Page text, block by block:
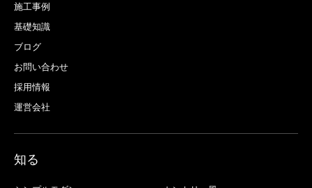
施工事例
基礎知識
ブログ
お問い合わせ
採用情報
運営会社
知る